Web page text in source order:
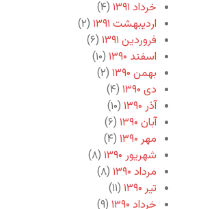
خرداد ۱۳۹۱
(۴)
اردیبهشت ۱۳۹۱
(۲)
فروردین ۱۳۹۱
(۶)
اسفند ۱۳۹۰
(۱۰)
بهمن ۱۳۹۰
(۲)
دی ۱۳۹۰
(۴)
آذر ۱۳۹۰
(۱۰)
آبان ۱۳۹۰
(۶)
مهر ۱۳۹۰
(۴)
شهریور ۱۳۹۰
(۸)
مرداد ۱۳۹۰
(۸)
تیر ۱۳۹۰
(۱۱)
خرداد ۱۳۹۰
(۹)